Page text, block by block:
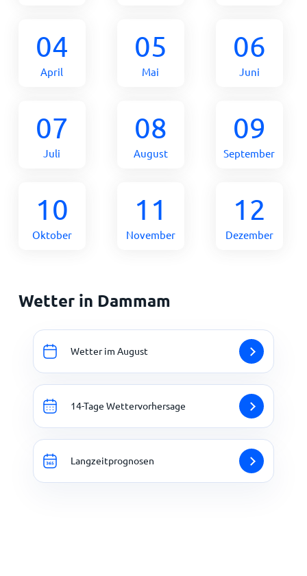
04
April
05
Mai
06
Juni
07
Juli
08
August
09
September
10
Oktober
11
November
12
Dezember
Wetter in Dammam
Wetter im August
14-Tage Wettervorhersage
Langzeitprognosen